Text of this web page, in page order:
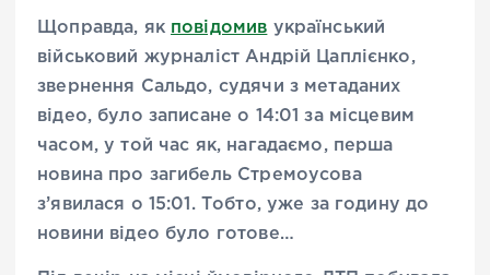
Щоправда, як повідомив український
військовий журналіст Андрій Цаплієнко,
звернення Сальдо, судячи з метаданих
відео, було записане о 14:01 за місцевим
часом, у той час як, нагадаємо, перша
новина про загибель Стремоусова
з’явилася о 15:01. Тобто, уже за годину до
новини відео було готове…